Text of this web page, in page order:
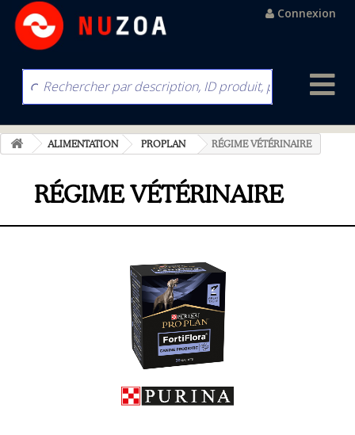
Connexion
ALIMENTATION PROPLAN RÉGIME VÉTÉRINAIRE
RÉGIME VÉTÉRINAIRE